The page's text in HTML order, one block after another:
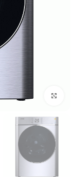
Click to enlarge